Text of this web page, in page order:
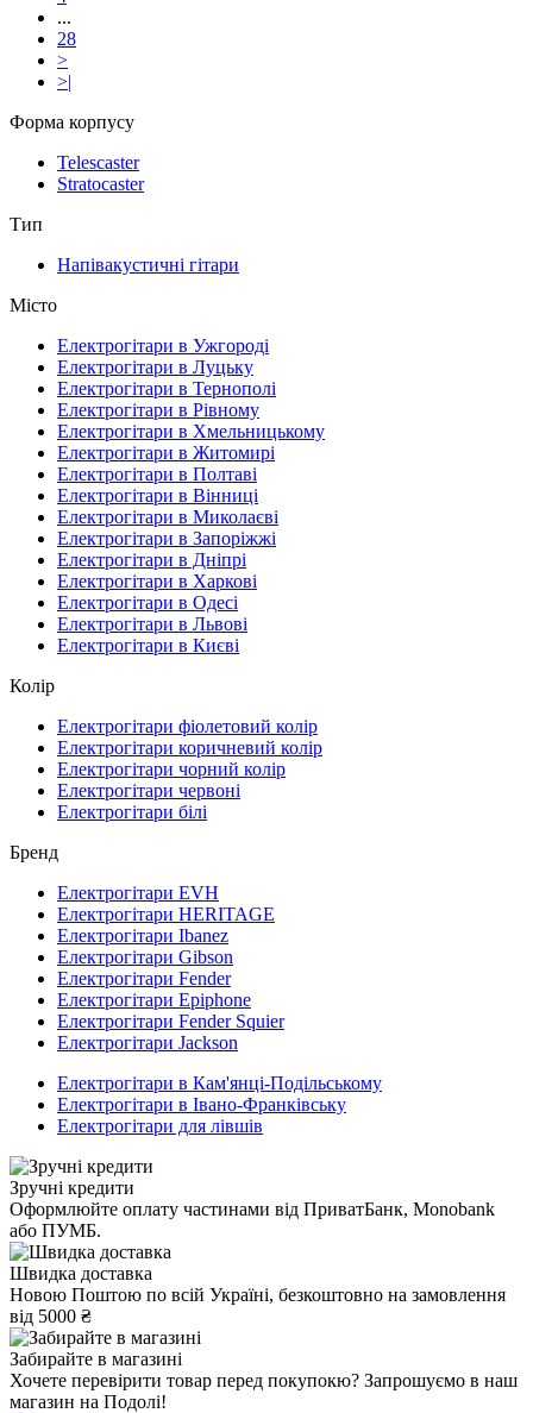
...
28
>
>|
Форма корпусу
Telescaster
Stratocaster
Тип
Напівакустичні гітари
Місто
Електрогітари в Ужгороді
Електрогітари в Луцьку
Електрогітари в Тернополі
Електрогітари в Рівному
Електрогітари в Хмельницькому
Електрогітари в Житомирі
Електрогітари в Полтаві
Електрогітари в Вінниці
Електрогітари в Миколаєві
Електрогітари в Запоріжжі
Електрогітари в Дніпрі
Електрогітари в Харкові
Електрогітари в Одесі
Електрогітари в Львові
Електрогітари в Києві
Колір
Електрогітари фіолетовий колір
Електрогітари коричневий колір
Електрогітари чорний колір
Електрогітари червоні
Електрогітари білі
Бренд
Електрогітари EVH
Електрогітари HERITAGE
Електрогітари Ibanez
Електрогітари Gibson
Електрогітари Fender
Електрогітари Epiphone
Електрогітари Fender Squier
Електрогітари Jackson
Електрогітари в Кам'янці-Подільському
Електрогітари в Івано-Франківську
Електрогітари для лівшів
Зручні кредити
Оформлюйте оплату частинами від ПриватБанк, Monobank
або ПУМБ.
Швидка доставка
Новою Поштою по всій Україні, безкоштовно на замовлення
від 5000 ₴
Забирайте в магазині
Хочете перевірити товар перед покупокю? Запрошуємо в наш
магазин на Подолі!